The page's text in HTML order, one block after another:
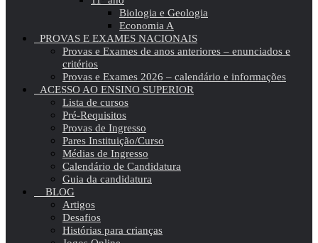
Biologia e Geologia
Economia A
PROVAS E EXAMES NACIONAIS
Provas e Exames de anos anteriores – enunciados e
critérios
Provas e Exames 2026 – calendário e informações
ACESSO AO ENSINO SUPERIOR
Lista de cursos
Pré-Requisitos
Provas de Ingresso
Pares Instituição/Curso
Médias de Ingresso
Calendário de Candidatura
Guia da candidatura
BLOG
Artigos
Desafios
Histórias para crianças